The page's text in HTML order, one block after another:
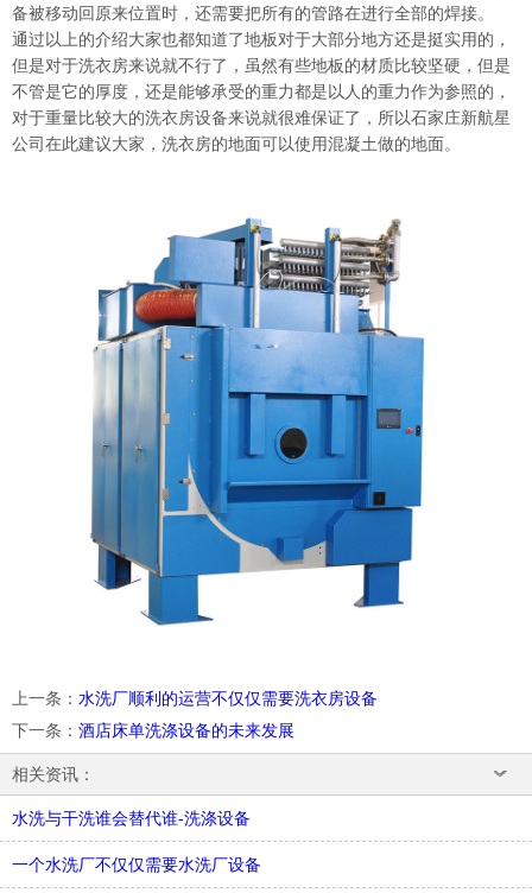
备被移动回原来位置时，还需要把所有的管路在进行全部的焊接。
通过以上的介绍大家也都知道了地板对于大部分地方还是挺实用的，
但是对于洗衣房来说就不行了，虽然有些地板的材质比较坚硬，但是
不管是它的厚度，还是能够承受的重力都是以人的重力作为参照的，
对于重量比较大的洗衣房设备来说就很难保证了，所以石家庄新航星
公司在此建议大家，洗衣房的地面可以使用混凝土做的地面。
上一条 ： 水洗厂顺利的运营不仅仅需要洗衣房设备
下一条 ： 酒店床单洗涤设备的未来发展
相关资讯：
水洗与干洗谁会替代谁-洗涤设备
一个水洗厂不仅仅需要水洗厂设备